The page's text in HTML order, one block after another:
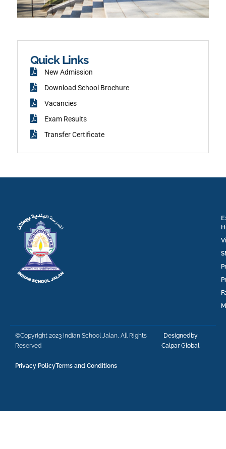
o
n
-
f
o
s
t
a
g
Quick Links
New Admission
Download School Brochure
Vacancies
Exam Results
Transfer Certificate
©Copyright 2023 Indian School Jalan, All Rights
Reserved
Designedby
Calpar Global
Privacy PolicyTerms and Conditions